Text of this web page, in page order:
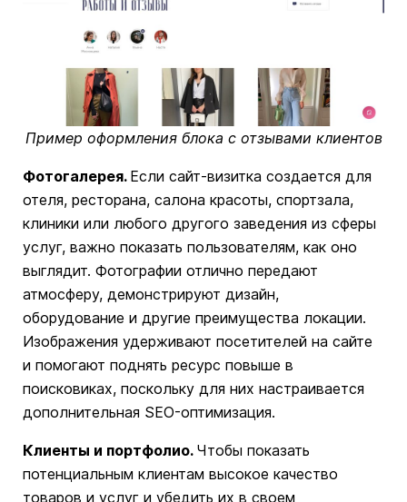
Пример оформления блока с отзывами клиентов
Фотогалерея. Если сайт-визитка создается для
отеля, ресторана, салона красоты, спортзала,
клиники или любого другого заведения из сферы
услуг, важно показать пользователям, как оно
выглядит. Фотографии отлично передают
атмосферу, демонстрируют дизайн,
оборудование и другие преимущества локации.
Изображения удерживают посетителей на сайте
и помогают поднять ресурс повыше в
поисковиках, поскольку для них настраивается
дополнительная SEO-оптимизация.
Клиенты и портфолио. Чтобы показать
потенциальным клиентам высокое качество
товаров и услуг и убедить их в своем